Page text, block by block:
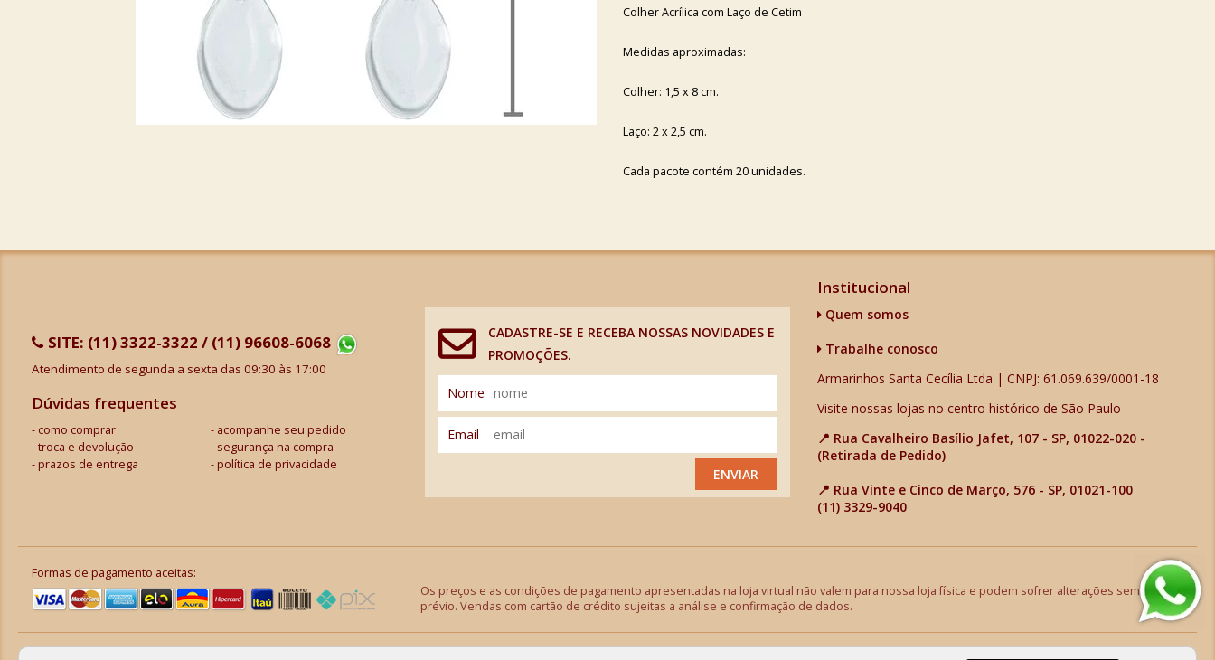
Colher Acrílica com Laço de Cetim
Medidas aproximadas:
Colher: 1,5 x 8 cm.
Laço: 2 x 2,5 cm.
Cada pacote contém 20 unidades.
SITE: (11) 3322-3322 / (11) 96608-6068
Atendimento de segunda a sexta das 09:30 às 17:00
Dúvidas frequentes
como comprar
acompanhe seu pedido
troca e devolução
segurança na compra
prazos de entrega
política de privacidade
CADASTRE-SE E RECEBA NOSSAS NOVIDADES E
PROMOÇÕES.
Nome
Email
ENVIAR
Institucional
Quem somos
Trabalhe conosco
Armarinhos Santa Cecília Ltda | CNPJ: 61.069.639/0001-18
Visite nossas lojas no centro histórico de São Paulo
📍 Rua Cavalheiro Basílio Jafet, 107 - SP, 01022-020 -
(Retirada de Pedido)
📍 Rua Vinte e Cinco de Março, 576 - SP, 01021-100
(11) 3329-9040
Formas de pagamento aceitas:
Os preços e as condições de pagamento apresentadas na loja virtual não valem para nossa loja física e podem sofrer alterações sem aviso
prévio. Vendas com cartão de crédito sujeitas a análise e confirmação de dados.